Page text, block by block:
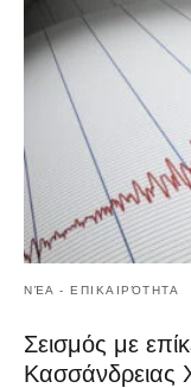
ΝΈΑ - ΕΠΙΚΑΙΡΌΤΗΤΑ
Σεισμός με
Κασσάνδρειας